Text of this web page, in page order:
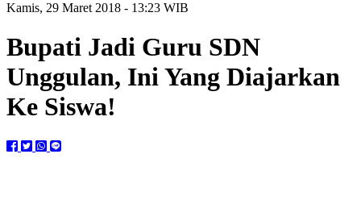
Kamis, 29 Maret 2018 - 13:23 WIB
Bupati Jadi Guru SDN
Unggulan, Ini Yang Diajarkan
Ke Siswa!